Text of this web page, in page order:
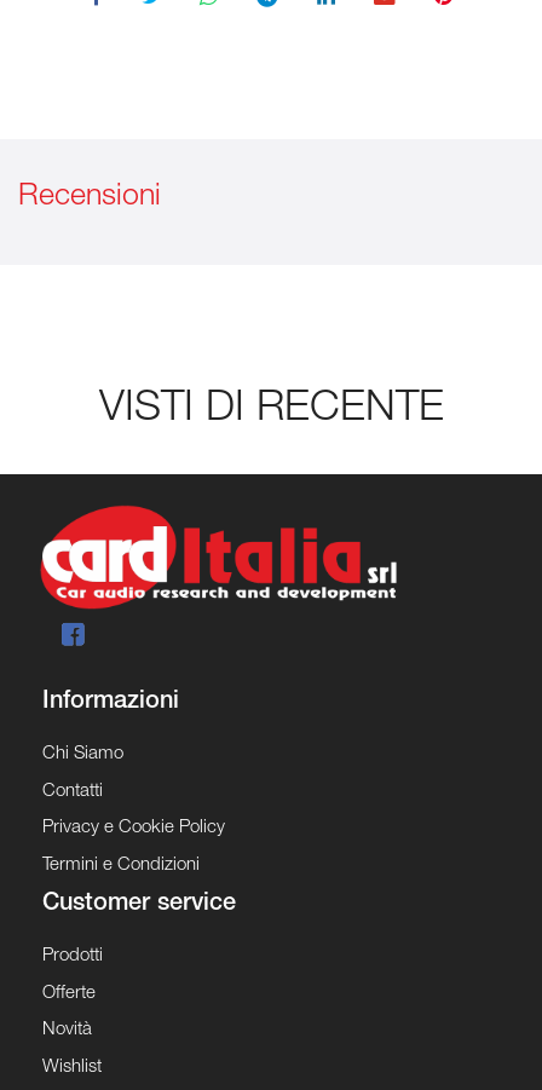
Recensioni
VISTI DI RECENTE
Informazioni
Chi Siamo
Contatti
Privacy e Cookie Policy
Termini e Condizioni
Customer service
Prodotti
Offerte
Novità
Wishlist